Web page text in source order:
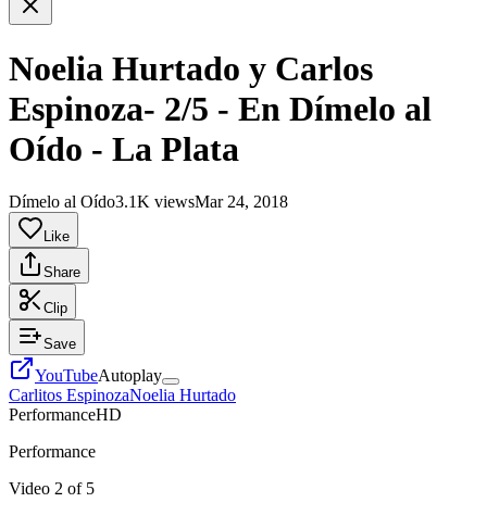
Noelia Hurtado y Carlos
Espinoza- 2/5 - En Dímelo al
Oído - La Plata
Dímelo al Oído3.1K viewsMar 24, 2018
Like
Share
Clip
Save
YouTubeAutoplay
Carlitos EspinozaNoelia Hurtado
PerformanceHD
Performance
Video 2 of 5